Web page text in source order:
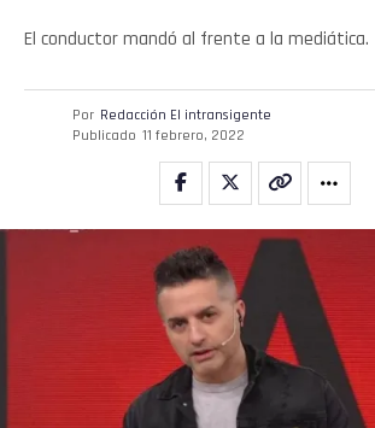
El conductor mandó al frente a la mediática.
Por Redacción El intransigente
Publicado 11 febrero, 2022